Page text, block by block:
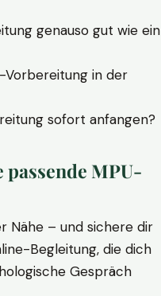
genauso gut wie ein
Vorbereitung in der
sofort anfangen?
MPU-
Nähe – und sichere dir
Begleitung, die dich
Gespräch